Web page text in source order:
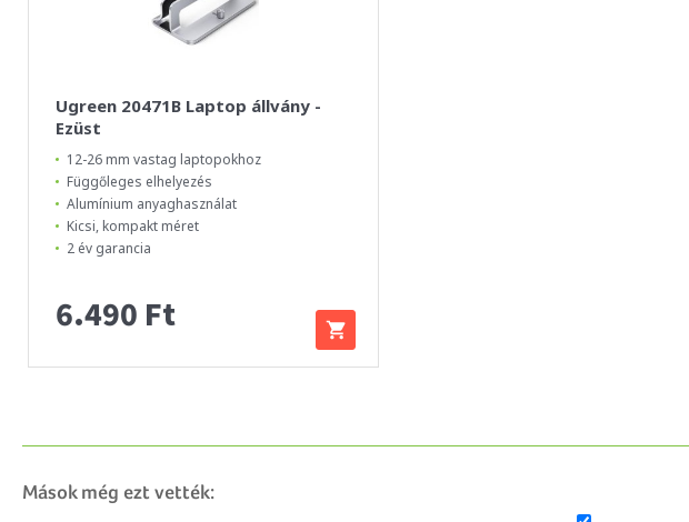
Ugreen 20471B Laptop állvány -
Ezüst
12-26 mm vastag laptopokhoz
Függőleges elhelyezés
Alumínium anyaghasználat
Kicsi, kompakt méret
2 év garancia
6.490 Ft
Mások még ezt vették: